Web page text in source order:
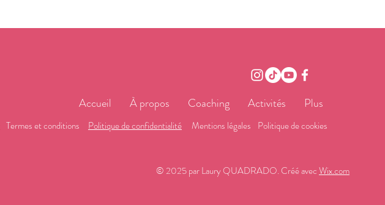
Accueil À propos Coaching Activités Plus
Termes et conditions Politique de confidentialité Mentions légales Politique de cookies
© 2025 par Laury QUADRADO. Créé avecWix.com